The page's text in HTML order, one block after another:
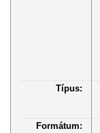
Típus:
Formátum: